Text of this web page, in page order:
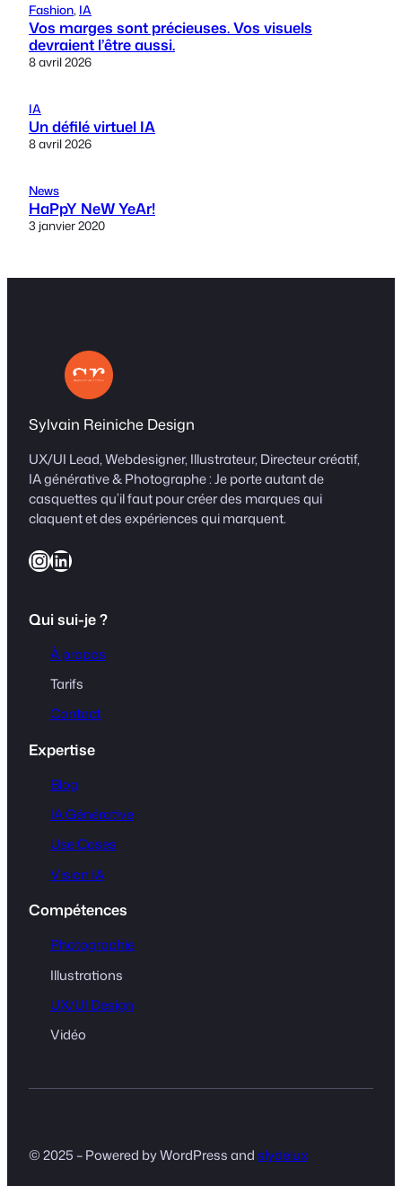
Fashion, IA
Vos marges sont précieuses. Vos visuels
devraient l’être aussi.
8 avril 2026
IA
Un défilé virtuel IA
8 avril 2026
News
HaPpY NeW YeAr!
3 janvier 2020
Sylvain Reiniche Design
UX/UI Lead, Webdesigner, Illustrateur, Directeur créatif,
IA générative & Photographe : Je porte autant de
casquettes qu’il faut pour créer des marques qui
claquent et des expériences qui marquent.
InstagramLinkedIn
Qui sui-je ?
À propos
Tarifs
Contact
Expertise
Blog
IA Générative
Use Cases
Vision IA
Compétences
Photographie
Illustrations
UX/UI Design
Vidéo
© 2025 – Powered by WordPress andslydelux